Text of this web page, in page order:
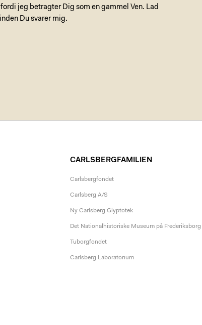
jeg betragter Dig som en gammel Ven. Lad
Du svarer mig.
CARLSBERGFAMILIEN
Carlsbergfondet
Carlsberg A/S
Ny Carlsberg Glyptotek
Det Nationalhistoriske Museum på Frederiksborg
Tuborgfondet
Carlsberg Laboratorium